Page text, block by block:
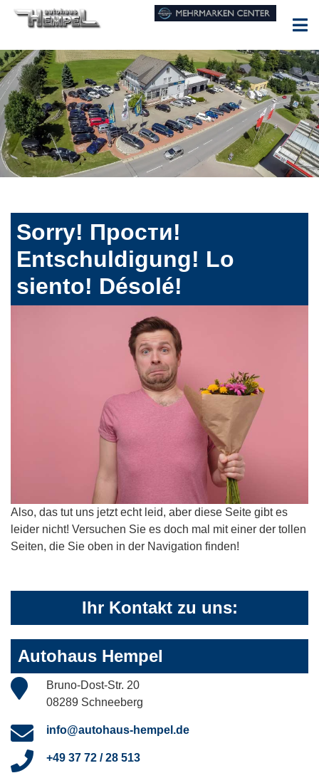
Sorry! Прости!
Entschuldigung! Lo
siento! Désolé!
Also, das tut uns jetzt echt leid, aber diese Seite gibt es
leider nicht! Versuchen Sie es doch mal mit einer der tollen
Seiten, die Sie oben in der Navigation finden!
Ihr Kontakt zu uns:
Autohaus Hempel
Bruno-Dost-Str. 20
08289 Schneeberg
info@autohaus-hempel.de
+49 37 72 / 28 513